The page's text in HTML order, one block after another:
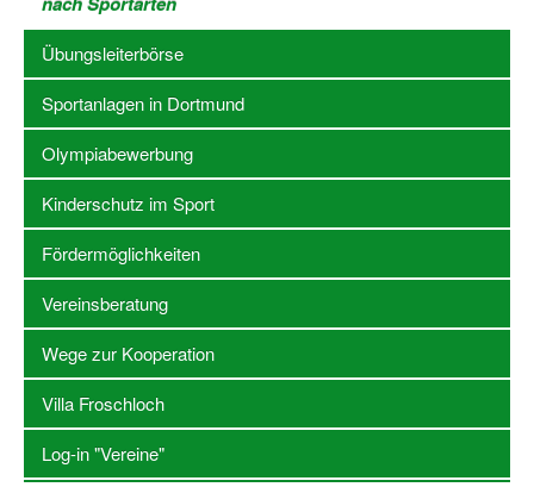
Stellenangebote SSB Dortmund
Vereine
Übungsleiterbörse
Sportanlagen in Dortmund
Olympiabewerbung
Kinderschutz im Sport
Fördermöglichkeiten
Vereinsberatung
Wege zur Kooperation
Übungsleiterbörse
Sportanlagen in Dortmund
Olympiabewerbung
Kinderschutz im Sport
Fördermöglichkeiten
Vereinsberatung
Wege zur Kooperation
Villa Froschloch
Log-in "Vereine"